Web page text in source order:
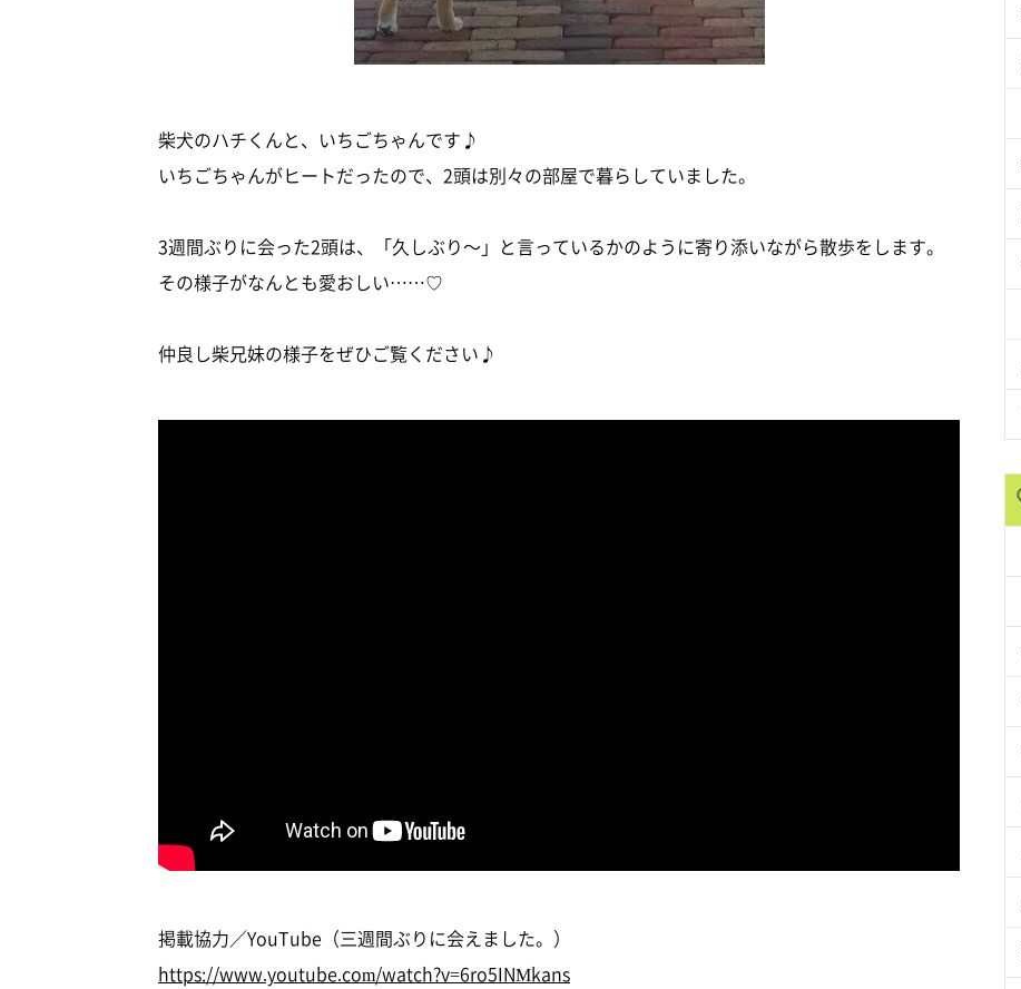
柴犬のハチくんと、いちごちゃんです♪
いちごちゃんがヒートだったので、2頭は別々の部屋で暮らしていました。
3週間ぶりに会った2頭は、「久しぶり～」と言っているかのように寄り添いながら散歩をします。
その様子がなんとも愛おしい……♡
仲良し柴兄妹の様子をぜひご覧ください♪
掲載協力／YouTube（三週間ぶりに会えました。）
https://www.youtube.com/watch?v=6ro5INMkans